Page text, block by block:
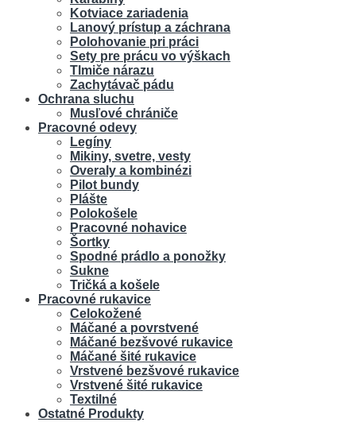
Kotviace zariadenia
Lanový prístup a záchrana
Polohovanie pri práci
Sety pre prácu vo výškach
Tlmiče nárazu
Zachytávač pádu
Ochrana sluchu
Musľové chrániče
Pracovné odevy
Legíny
Mikiny, svetre, vesty
Overaly a kombinézi
Pilot bundy
Plášte
Polokošele
Pracovné nohavice
Šortky
Spodné prádlo a ponožky
Sukne
Tričká a košele
Pracovné rukavice
Celokožené
Máčané a povrstvené
Máčané bezšvové rukavice
Máčané šité rukavice
Vrstvené bezšvové rukavice
Vrstvené šité rukavice
Textilné
Ostatné Produkty